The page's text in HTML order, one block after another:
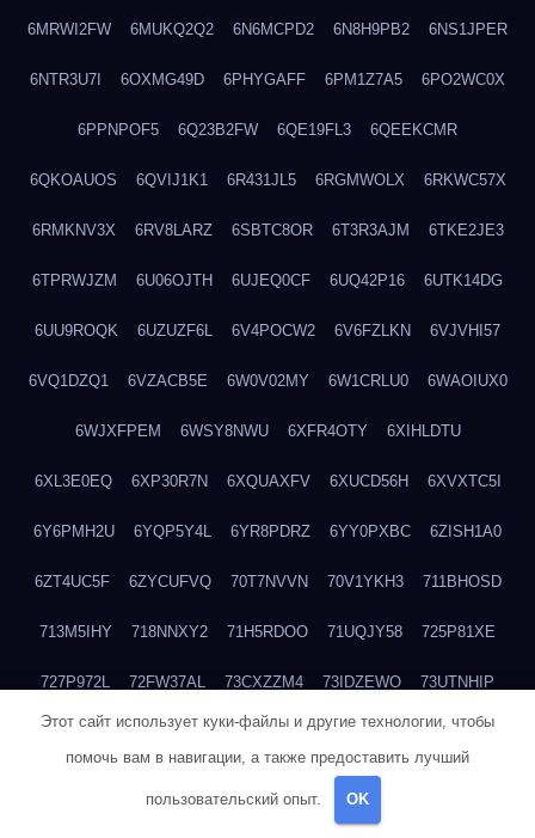
6MRWI2FW 6MUKQ2Q2 6N6MCPD2 6N8H9PB2 6NS1JPER
6NTR3U7I 6OXMG49D 6PHYGAFF 6PM1Z7A5 6PO2WC0X
6PPNPOF5 6Q23B2FW 6QE19FL3 6QEEKCMR
6QKOAUOS 6QVIJ1K1 6R431JL5 6RGMWOLX 6RKWC57X
6RMKNV3X 6RV8LARZ 6SBTC8OR 6T3R3AJM 6TKE2JE3
6TPRWJZM 6U06OJTH 6UJEQ0CF 6UQ42P16 6UTK14DG
6UU9ROQK 6UZUZF6L 6V4POCW2 6V6FZLKN 6VJVHI57
6VQ1DZQ1 6VZACB5E 6W0V02MY 6W1CRLU0 6WAOIUX0
6WJXFPEM 6WSY8NWU 6XFR4OTY 6XIHLDTU
6XL3E0EQ 6XP30R7N 6XQUAXFV 6XUCD56H 6XVXTC5I
6Y6PMH2U 6YQP5Y4L 6YR8PDRZ 6YY0PXBC 6ZISH1A0
6ZT4UC5F 6ZYCUFVQ 70T7NVVN 70V1YKH3 711BHOSD
713M5IHY 718NNXY2 71H5RDOO 71UQJY58 725P81XE
727P972L 72FW37AL 73CXZZM4 73IDZEWO 73UTNHIP
73VKAF4E 740HGIUK 745ACL1O 74DPJX4S 74DVDXRM
76BJGQ4F
Этот сайт использует куки-файлы и другие технологии, чтобы
помочь вам в навигации, а также предоставить лучший
пользовательский опыт. OK